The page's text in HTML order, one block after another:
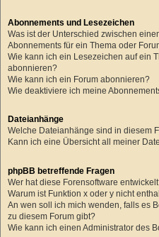
Abonnements und Lesezeichen
Was ist der Unterschied zwischen
Abonnements für ein Thema oder
Wie kann ich ein Lesezeichen auf ein
abonnieren?
Wie kann ich ein Forum abonnieren?
Wie deaktiviere ich meine
Dateianhänge
Welche Dateianhänge sind in diesem
Kann ich eine Übersicht all meiner
phpBB betreffende Fragen
Wer hat diese Forensoftware
Warum ist Funktion x oder y nicht
An wen soll ich mich wenden, falls es
zu diesem Forum gibt?
Wie kann ich einen Administrator des